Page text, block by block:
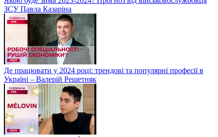
ЗСУ Павла Казаріна
Де працювати у 2024 році: трендові та популярні професії в
Україні – Валерій Решетняк